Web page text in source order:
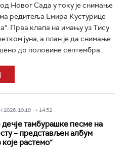
Новог Сада у току је снимање
редитеља Емира Кустурице
Прва клапа на имању уз Тису
јуна, а план је да снимање
до половине септембра...
2026, 10:10 -> 14:52
тамбурашке песме на
– представљен албум
растемо“